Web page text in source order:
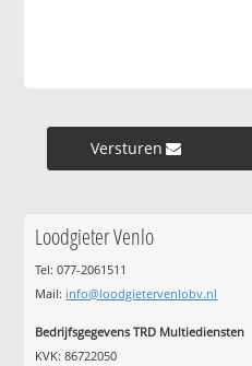
Versturen »
Loodgieter Venlo
Tel: 077-2061511
Mail: info@loodgietervenlobv.nl
Bedrijfsgegevens TRD Multiediensten
KVK: 86722050